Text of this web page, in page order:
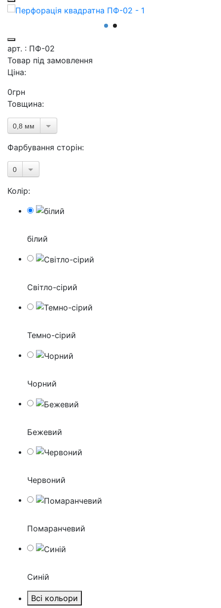
арт. : ПФ-02
Товар під замовлення
Ціна:
0грн
Товщина:
0,8 мм
Фарбування сторін:
0
Колір:
білий
Світло-сірий
Темно-сірий
Чорний
Бежевий
Червоний
Помаранчевий
Синій
Всі кольори